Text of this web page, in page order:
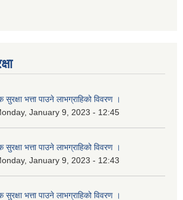
सुरक्षा भत्ता पाउने लाभग्राहिको विवरण ।
January 9, 2023 - 12:45
सुरक्षा भत्ता पाउने लाभग्राहिको विवरण ।
January 9, 2023 - 12:43
सुरक्षा भत्ता पाउने लाभग्राहिको विवरण ।